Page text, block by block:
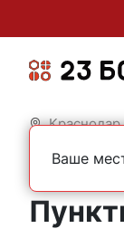
Краснодар
Главная Контакты
Ваше